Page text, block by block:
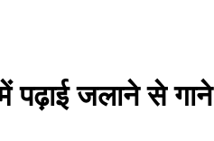
में पढ़ाई जलाने से